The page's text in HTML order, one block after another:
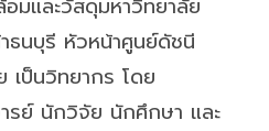
มและวัสดุมหาวิทยาลัย
าธนบุรี หัวหน้าศูนย์ดัชนี
เป็นวิทยากร โดย
รย์ นักวิจัย นักศึกษา และ